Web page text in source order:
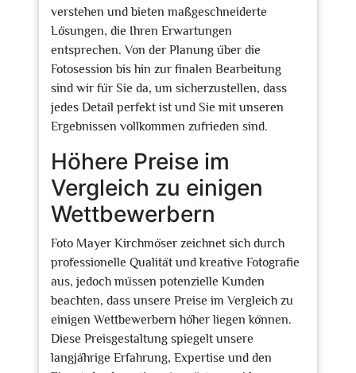
verstehen und bieten maßgeschneiderte
Lösungen, die Ihren Erwartungen
entsprechen. Von der Planung über die
Fotosession bis hin zur finalen Bearbeitung
sind wir für Sie da, um sicherzustellen, dass
jedes Detail perfekt ist und Sie mit unseren
Ergebnissen vollkommen zufrieden sind.
Höhere Preise im
Vergleich zu einigen
Wettbewerbern
Foto Mayer Kirchmöser zeichnet sich durch
professionelle Qualität und kreative Fotografie
aus, jedoch müssen potenzielle Kunden
beachten, dass unsere Preise im Vergleich zu
einigen Wettbewerbern höher liegen können.
Diese Preisgestaltung spiegelt unsere
langjährige Erfahrung, Expertise und den